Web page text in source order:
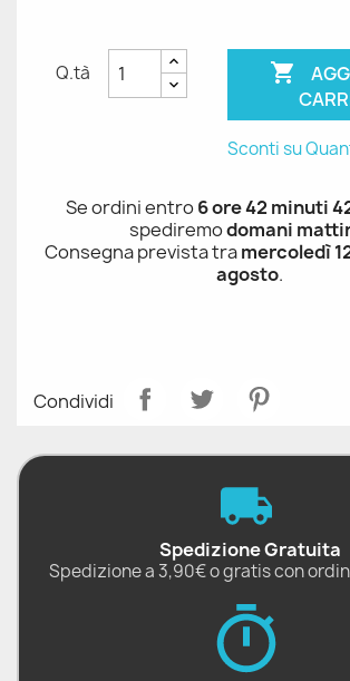
Q.tà 
Sconti su
Se ordini entro6 ore 42 minuti
spediremodomani
Consegna prevista tramercoledì
agosto.
Condividi
Spedizione Gratuita
Spedizione a 3,90€ o gratis con